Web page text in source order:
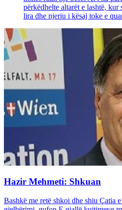
përkëdhelte altarët e lashtë,
lira dhe njeriu i kësaj toke e
Hazir Mehmeti: Shkuan
Bashkë me retë shkoi dhe shiu Çatia